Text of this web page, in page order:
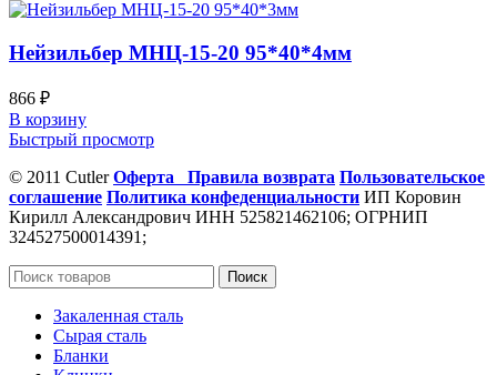
Нейзильбер МНЦ-15-20 95*40*4мм
866 ₽
В корзину
Быстрый просмотр
© 2011 CutlerОферта Правила возврата Пользовательское
соглашение Политика конфеденциальности ИП Коровин
Кирилл Александрович ИНН 525821462106; ОГРНИП
324527500014391;
Поиск
Закаленная сталь
Сырая сталь
Бланки